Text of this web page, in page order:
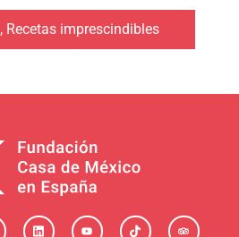
, Recetas imprescindibles